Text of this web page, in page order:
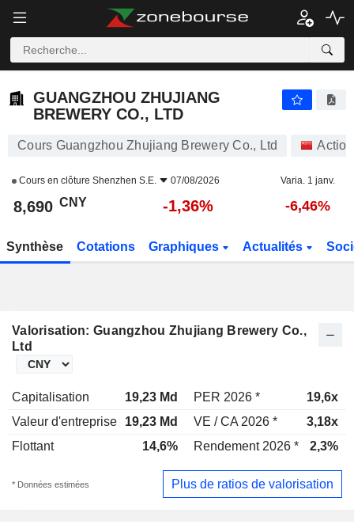
GUANGZHOU ZHUJIANG
BREWERY CO., LTD
Cours Guangzhou Zhujiang Brewery Co., Ltd
Cours en clôture Shenzhen S.E. 07/08/2026 Varia. 1 janv.
8,690 CNY -1,36% -6,46%
Synthèse Cotations Graphiques Actualités
Valorisation: Guangzhou Zhujiang Brewery Co.,
Ltd
Capitalisation 19,23 Md PER 2026 *
19,6x
Valeur d'entreprise
19,23 Md VE / CA 2026 *
3,18x
Flottant
14,6% Rendement 2026 * 2,3%
* Données estimées Plus de ratios de valorisation